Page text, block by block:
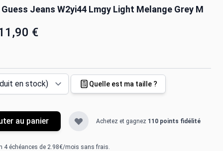
Jeans W2yi44 Lmgy Light Melange Grey M
€
Quelle est ma taille ?
au panier Achetez et gagnez 110 points fidélité
4 échéances de 2.98€/mois sans frais.